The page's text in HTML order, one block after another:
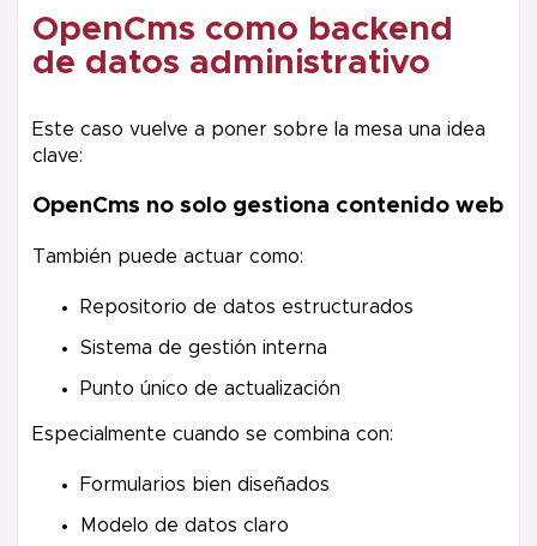
OpenCms como backend
de datos administrativo
Este caso vuelve a poner sobre la mesa una idea
clave:
OpenCms no solo gestiona contenido web
También puede actuar como:
Repositorio de datos estructurados
Sistema de gestión interna
Punto único de actualización
Especialmente cuando se combina con:
Formularios bien diseñados
Modelo de datos claro